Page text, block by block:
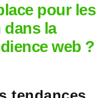
pour les
dans la
web ?